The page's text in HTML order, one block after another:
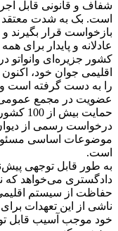
شفاف و قانونی قابل
است. بک به شدت معتقد
بازخواست قرار بگیرند
عادلانه و پایدار برای
کشور جزیره‌ای وانواتو
اقلیمی جوان خود،
را به دست گرفته است
عضویت در مجمع عمومی
حمایت
درخواست رسمی از
موضوعات اساسی
است.
به طور قابل توجهی
دادگستری می‌خواهد که
حفاظت از سیستم
ناشی از این تعهدات
خود موجب آسیب قابل